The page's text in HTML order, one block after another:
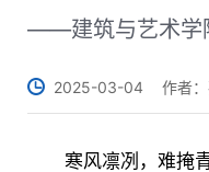
——建筑与艺术学
2025-03-04 作者
寒风凛冽，难掩